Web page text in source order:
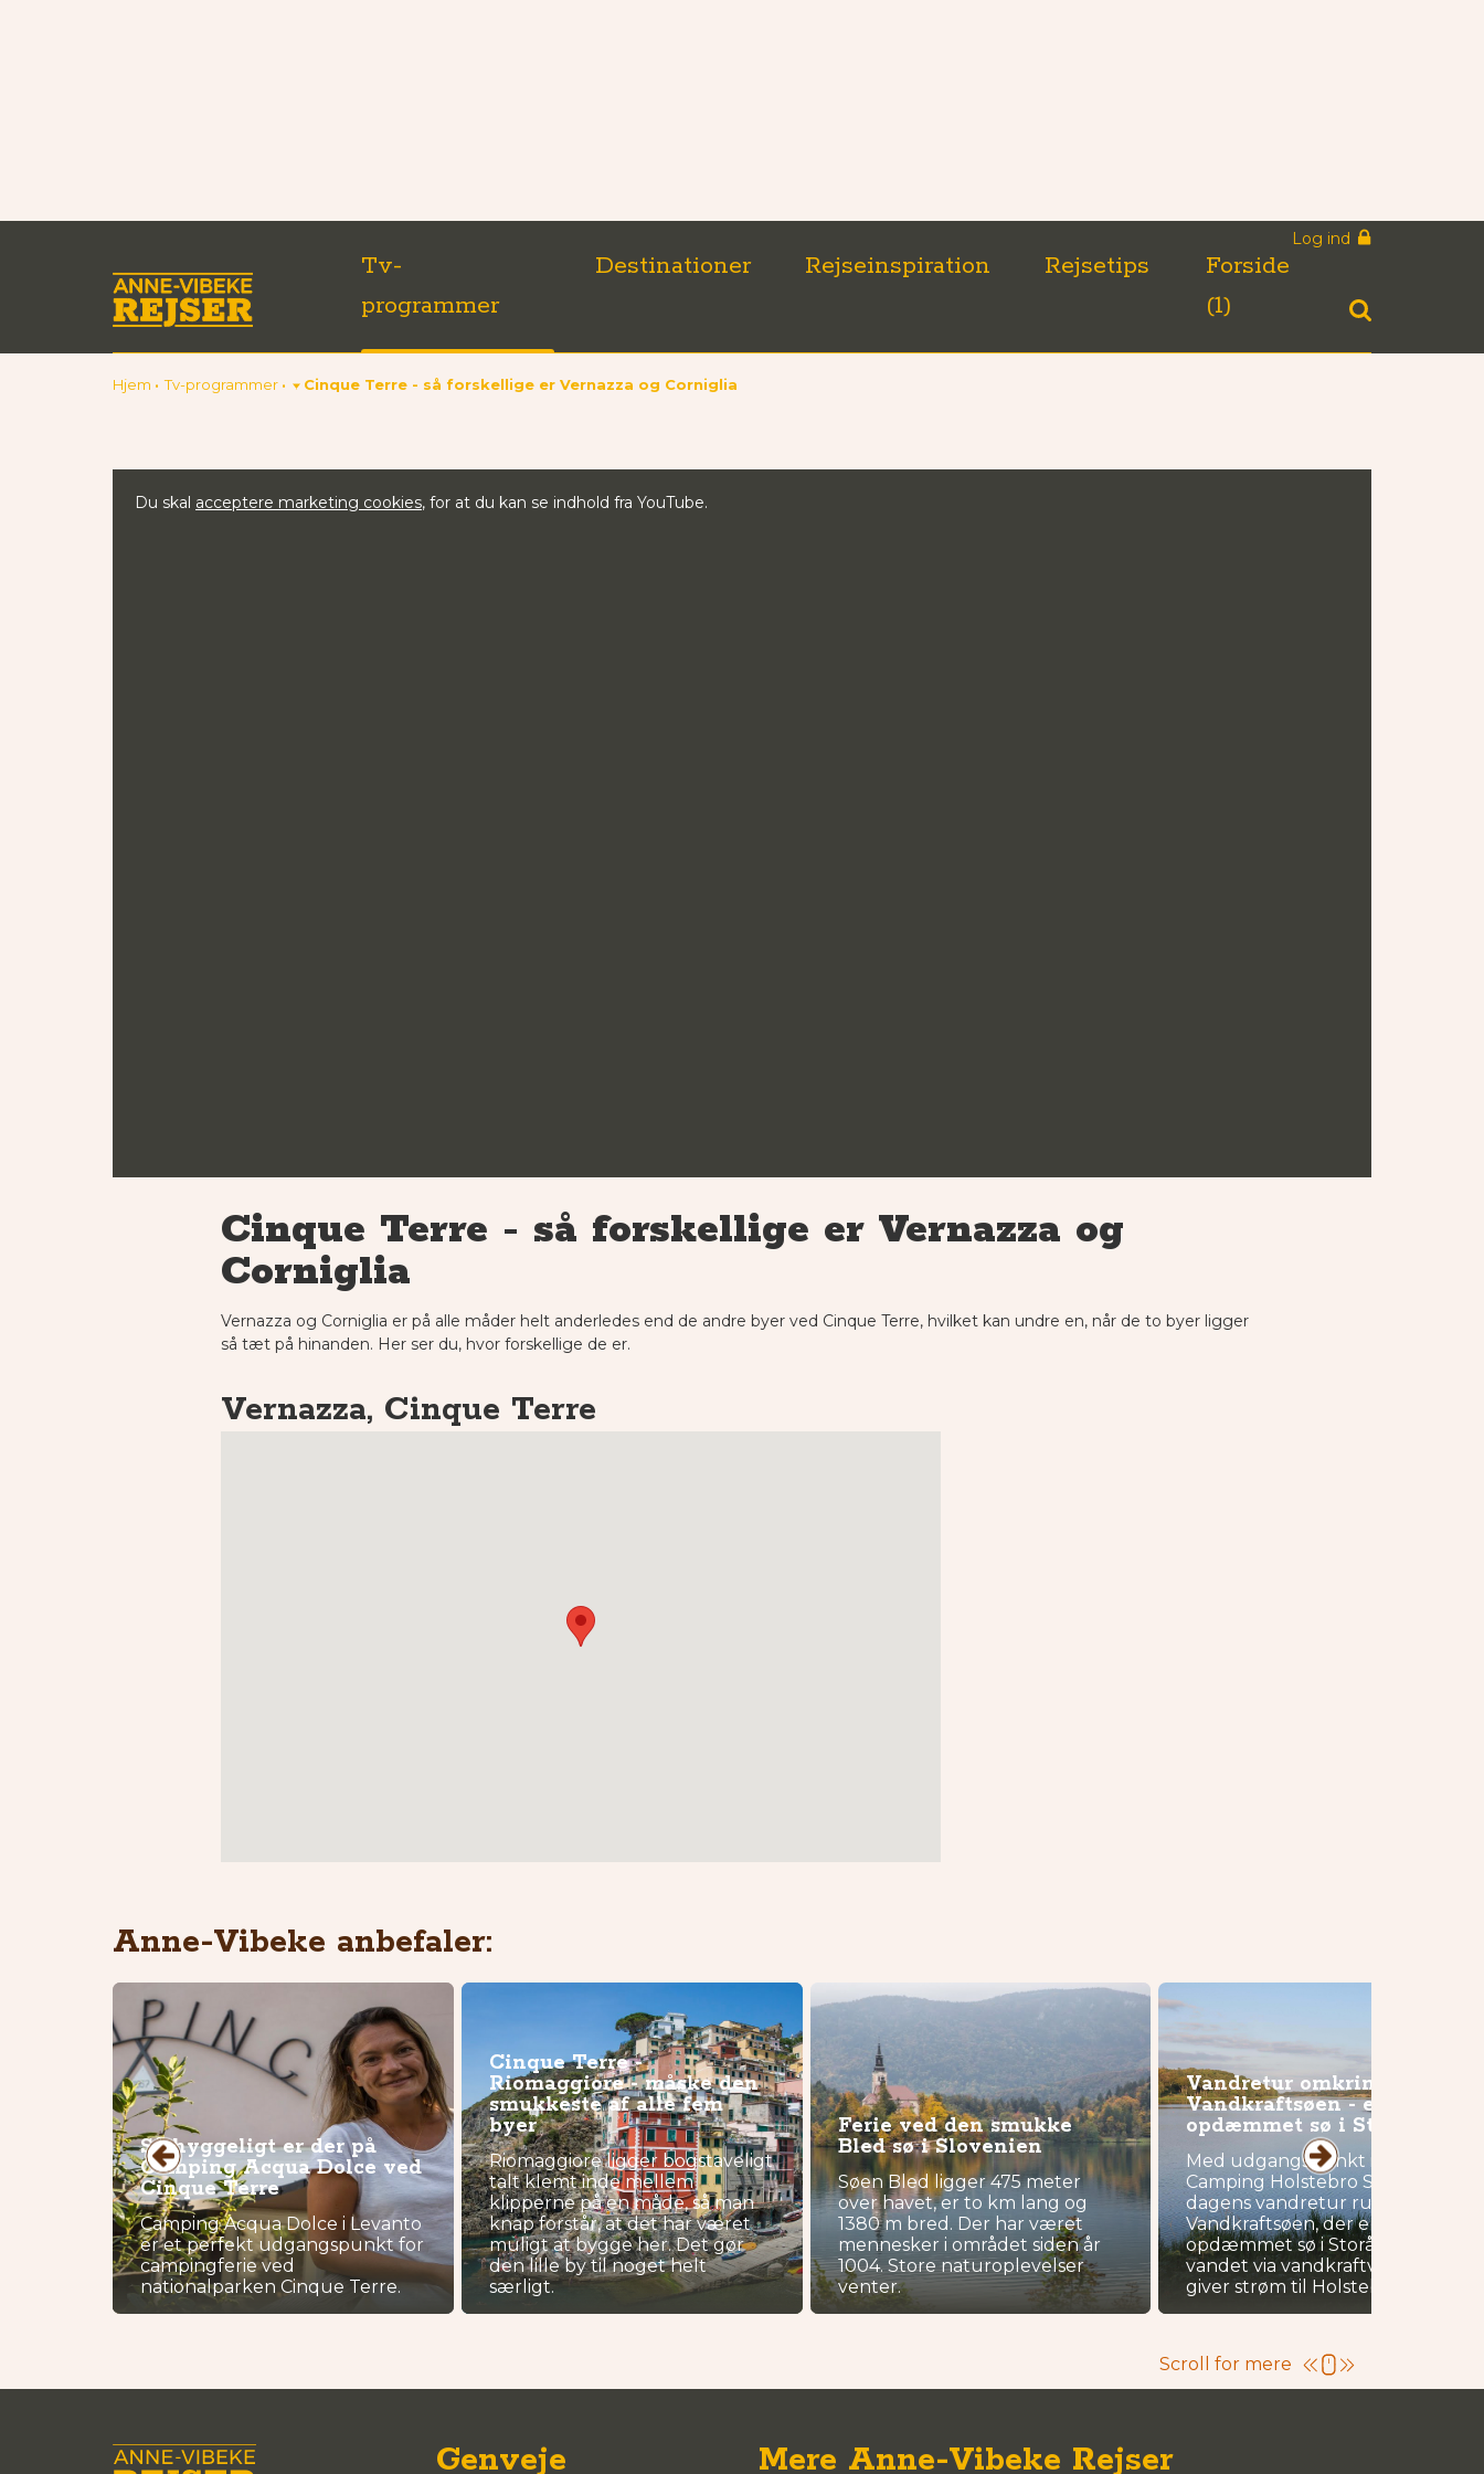
Log ind
Tv-
programmer
Destinationer Rejseinspiration Rejsetips
Forside
(1)
Hjem Tv-programmer Cinque Terre - så forskellige er Vernazza og Corniglia
Du skal acceptere marketing cookies, for at du kan se indhold fra YouTube.
Cinque Terre - så forskellige er Vernazza og
Corniglia
Vernazza og Corniglia er på alle måder helt anderledes end de andre byer ved Cinque Terre, hvilket kan undre en, når de to byer ligger
så tæt på hinanden. Her ser du, hvor forskellige de er.
Vernazza, Cinque Terre
Anne-Vibeke anbefaler:
Så hyggeligt er der på
Camping Acqua Dolce ved
Cinque Terre
Camping Acqua Dolce i Levanto
er et perfekt udgangspunkt for
campingferie ved
nationalparken Cinque Terre.
Cinque Terre -
Riomaggiore - måske den
smukkeste af alle fem
byer
Riomaggiore ligger bogstaveligt
talt klemt inde mellem
klipperne på en måde, så man
knap forstår, at det har været
muligt at bygge her. Det gør
den lille by til noget helt
særligt.
Ferie ved den smukke
Bled sø i Slovenien
Søen Bled ligger 475 meter
over havet, er to km lang og
1380 m bred. Der har været
mennesker i området siden år
1004. Store naturoplevelser
venter.
Vandretur omkring
Vandkraftsøen - en
opdæmmet sø i Storå
Med udgangspunkt i DCU-
Camping Holstebro Sø går
dagens vandretur rundt om
Vandkraftsøen, der er en
opdæmmet sø i Storå, hvorfra
vandet via vandkraftværket
giver strøm til Holstebro.
Scroll for mere
Genveje Mere Anne-Vibeke Rejser